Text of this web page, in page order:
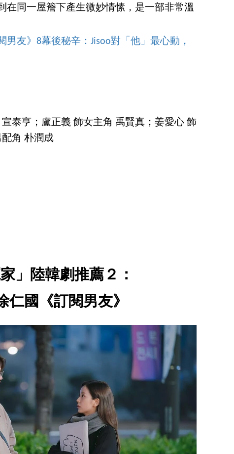
在同一屋簷下產生微妙情愫，是一部非常溫
友》8幕後秘辛：Jisoo對「他」最心動，
泰亨；盧正義 飾女主角 禹賢真；姜愛心 飾
角 朴潤成
家」陸韓劇推薦２：
仁國《訂閱男友》